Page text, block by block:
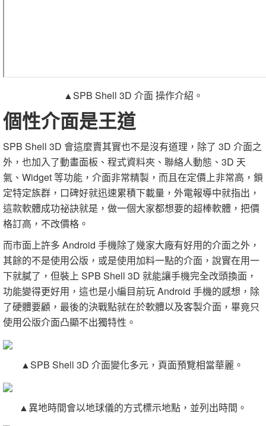
▲SPB Shell 3D 介面 操作介紹。
個性介面是王道
SPB Shell 3D 會這麼賣其實也不是沒有道理，除了 3D 介面之
外，也加入了動畫面板、程式資料夾、聯絡人動態、3D 天
氣、Widget 等功能，介面非常精製，而且在定價上非常高，鎖
定特定族群，口碑好就迅速累積下載量，外電報導中就指出，
這款軟體成功祕訣就是，做一個大家都想要的超棒軟體，把價
格訂高，不改價格。
而市面上許多 Android 手機除了幾家大廠有好用的介面之外，
其餘的不是使用公版，或是使用加料一點的介面，說實在用一
下就膩了，但裝上 SPB Shell 3D 就能讓手機完全改頭換面，
功能變得更好用，這也是小編目前玩 Android 手機的感想，除
了硬體要顧，最後的決戰點就在於軟體以及客製介面，畢竟只
使用公版介面凸顯不出獨特性。
▲SPB Shell 3D 介面變化多元，頁面預覽相當華麗。
▲異地時間會以地球儀的方式標示地點，並列出時間。